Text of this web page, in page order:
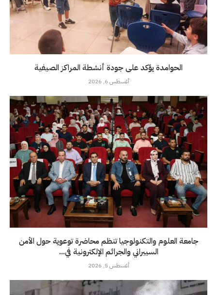
الحوامدة يؤكد على جودة أنشطة المراكز الصيفية
أغسطس 6, 2026
جامعة العلوم والتكنولوجيا تنظم محاضرة توعوية حول الأمن
السيبراني والجرائم الإلكترونية في...
أغسطس 5, 2026